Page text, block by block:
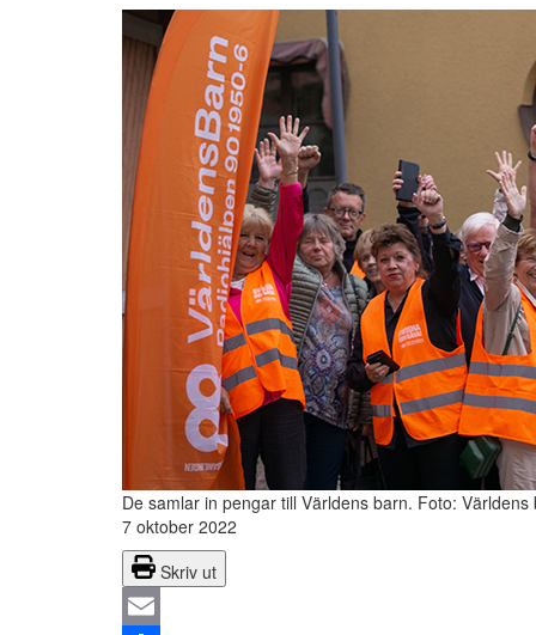
De samlar in pengar till Världens barn. Foto: Världens
7 oktober 2022
Skriv ut